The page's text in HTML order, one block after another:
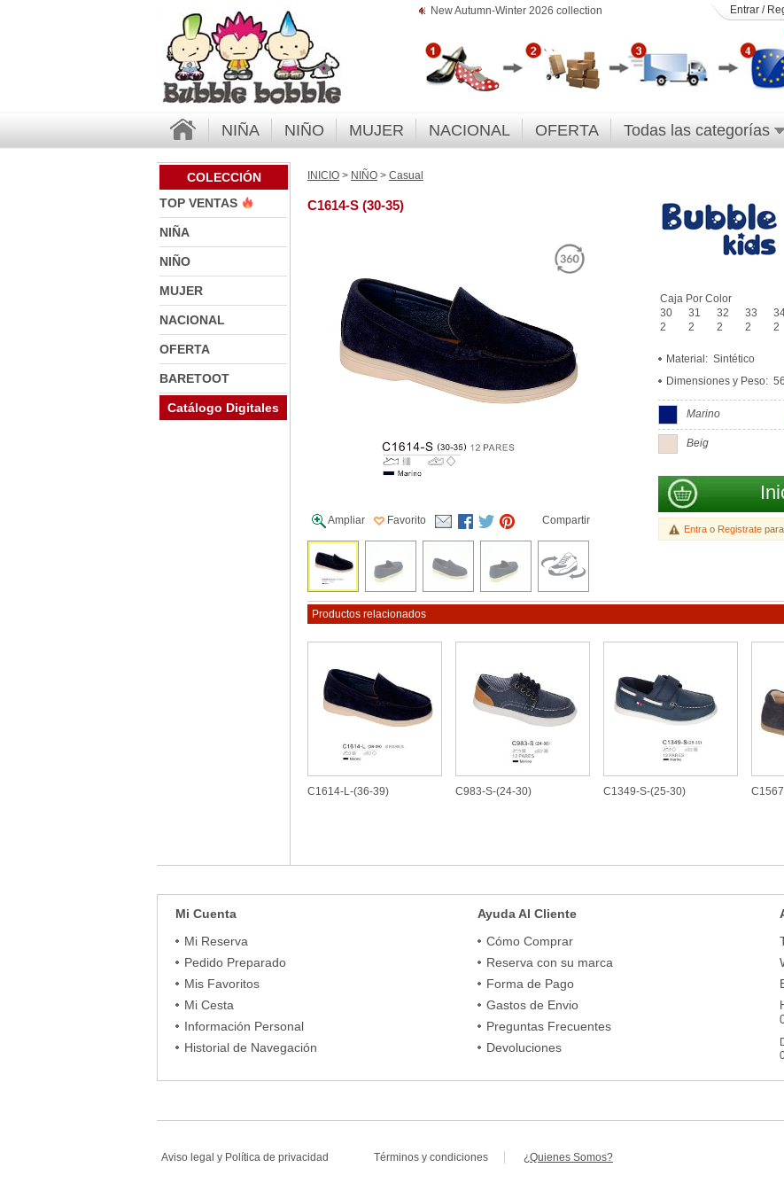
New Autumn-Winter 2026 collection Entrar /
NIÑA NIÑO MUJER NACIONAL OFERTA Todas las categorías
COLECCIÓN
TOP VENTAS
NIÑA
NIÑO
MUJER
NACIONAL
OFERTA
BARETOOT
Catálogo Digitales
INICIO > NIÑO > Casual
C1614-S (30-35)
Ampliar Favorito Compartir
Caja Por Color
30
31 32 33
2
2 2 2 2
Material: Sintético
Dimensiones y Peso:
Marino
Beig
Entra o Registrate
Productos relacionados
C1614-L-(36-39) C983-S-(24-30) C1349-S-(25-30)
Mi Cuenta
Mi Reserva
Pedido Preparado
Mis Favoritos
Mi Cesta
Información Personal
Historial de Navegación
Ayuda Al Cliente
Cómo Comprar
Reserva con su marca
Forma de Pago
Gastos de Envio
Preguntas Frecuentes
Devoluciones
Aviso legal y Política de privacidad Términos y condiciones ¿Quienes Somos?